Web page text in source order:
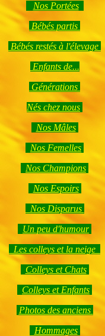
Nos Portées
Bébés partis
Bébés restés à l'élevage
Enfants de...
Générations
Nés chez nous
Nos Mâles
Nos Femelles
Nos Champions
Nos Espoirs
Nos Disparus
Un peu d'humour
Les colleys et la neige
Colleys et Chats
Colleys et Enfants
Photos des anciens
Hommages